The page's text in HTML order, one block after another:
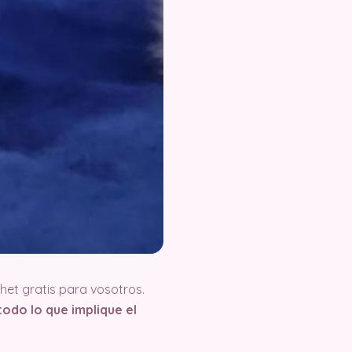
gratis para vosotros.
lo que implique el